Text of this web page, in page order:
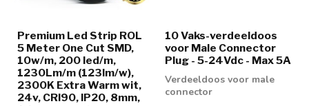
Premium Led Strip ROL
5 Meter One Cut SMD,
10w/m, 200 led/m,
1230Lm/m (123lm/w),
2300K Extra Warm wit,
24v, CRI90, IP20, 8mm,
10 Vaks-verdeeldoos
voor Male Connector
Plug - 5-24Vdc - Max 5A
Verdeeldoos voor male
connector